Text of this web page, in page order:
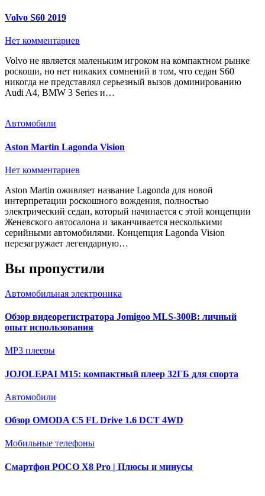
Volvo S60 2019
Нет комментариев
Volvo не является маленьким игроком на компактном рынке
роскоши, но нет никаких сомнений в том, что седан S60
никогда не представлял серьезный вызов доминированию
Audi A4, BMW 3 Series и…
Автомобили
Aston Martin Lagonda Vision
Нет комментариев
Aston Martin оживляет название Lagonda для новой
интерпретации роскошного вождения, полностью
электрический седан, который начинается с этой концепции
Женевского автосалона и заканчивается несколькими
серийными автомобилями. Концепция Lagonda Vision
перезагружает легендарную…
Вы пропустили
Автомобильная электроника
Обзор видеорегистратора Jomigoo MLS-300B: личный
опыт использования
MP3 плееры
JOJOLEPAI M15: компактный плеер 32ГБ для спорта
Автомобили
Обзор OMODA C5 FL Drive 1.6 DCT 4WD
Мобильные телефоны
Смартфон POCO X8 Pro | Плюсы и минусы